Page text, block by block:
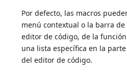
Por defecto, las macros
menú contextual o la barra
editor de código, de la
una lista específica en la
del editor de código.